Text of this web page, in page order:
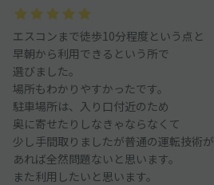
エスコンまで徒歩10分程度という点と
早朝から利用できるという所で
選びました。
場所もわかりやすかったです。
駐車場所は、入り口付近のため
奥に寄せたりしなきゃならなくて
少し手間取りましたが普通の運転技術が
あれば全然問題ないと思います。
また利用したいと思います。